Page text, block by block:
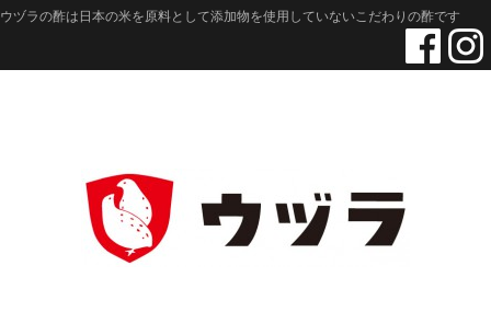
ウヅラの酢は日本の米を原料として添加物を使用していないこだわりの酢です